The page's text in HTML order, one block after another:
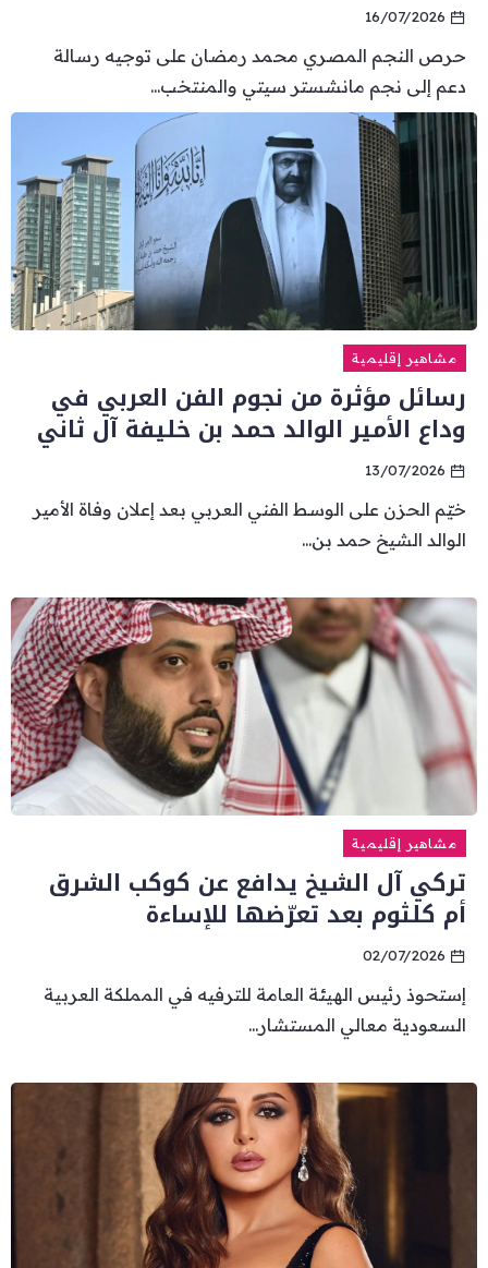
16/07/2026
حرص النجم المصري محمد رمضان على توجيه رسالة
دعم إلى نجم مانشستر سيتي والمنتخب...
مشاهير إقليمية
رسائل مؤثرة من نجوم الفن العربي في
وداع الأمير الوالد حمد بن خليفة آل ثاني
13/07/2026
خيّم الحزن على الوسط الفني العربي بعد إعلان وفاة الأمير
الوالد الشيخ حمد بن...
مشاهير إقليمية
تركي آل الشيخ يدافع عن كوكب الشرق
أم كلثوم بعد تعرّضها للإساءة
02/07/2026
إستحوذ رئيس الهيئة العامة للترفيه في المملكة العربية
السعودية معالي المستشار...